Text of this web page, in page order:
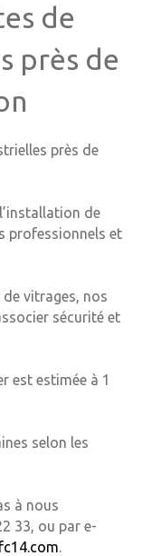
de
près de
près de
de
professionnels et
vitrages, nos
sécurité et
est estimée à 1
selon les
à nous
33, ou par e-
.